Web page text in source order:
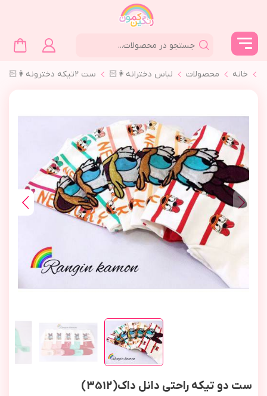
خانه محصولات لباس دخترانه👩🏻 ست ٢تیکه دخترونه👩🏻
ست دو تیکه راحتی دانل داک(3512)